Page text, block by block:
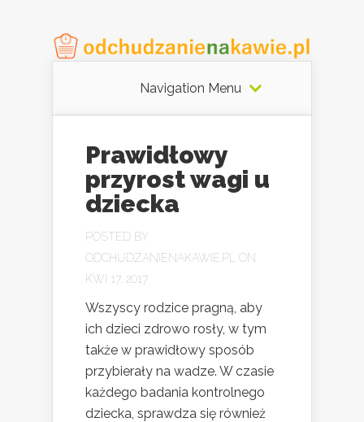
Navigation Menu
Prawidłowy
przyrost wagi u
dziecka
POSTED BY
ODCHUDZANIENAKAWIE.PL
ON
KWI 17, 2017
Wszyscy rodzice pragną, aby
ich dzieci zdrowo rosły, w tym
także w prawidłowy sposób
przybierały na wadze. W czasie
każdego badania kontrolnego
dziecka, sprawdza się również